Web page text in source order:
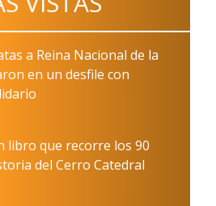
a Reina Nacional de la
en un desfile con
libro que recorre los 90
del Cerro Catedral